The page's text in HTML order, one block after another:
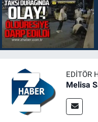
EDITÖR
Melisa